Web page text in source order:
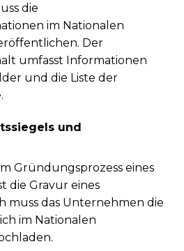
die
im Nationalen
Der
umfasst Informationen
und die Liste der
und
Gründungsprozess eines
die Gravur eines
muss das Unternehmen die
im Nationalen